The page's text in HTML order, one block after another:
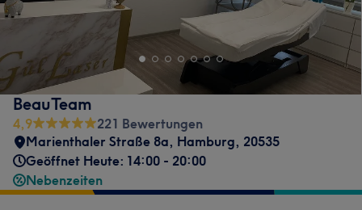
BeauTeam
4,9
221 Bewertungen
Marienthaler Straße 8a, Hamburg, 20535
Geöffnet Heute: 14:00 - 20:00
Nebenzeiten